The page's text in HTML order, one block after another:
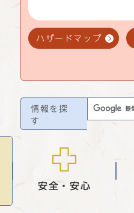
ハザードマップ
情報を探
す
安全・安心